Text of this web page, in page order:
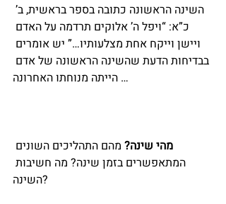
השינה הראשונה כתובה בספר בראשית, ב’
כ”א: “ויפל ה’ אלוקים תרדמה על האדם
ויישן וייקח אחת מצלעותיו…” יש אומרים
בבדיחות הדעת שהשינה הראשונה של אדם
הייתה מנוחתו האחרונה …
מהי שינה? מהם התהליכים השונים
המתאפשרים בזמן שינה? מה חשיבות
השינה?